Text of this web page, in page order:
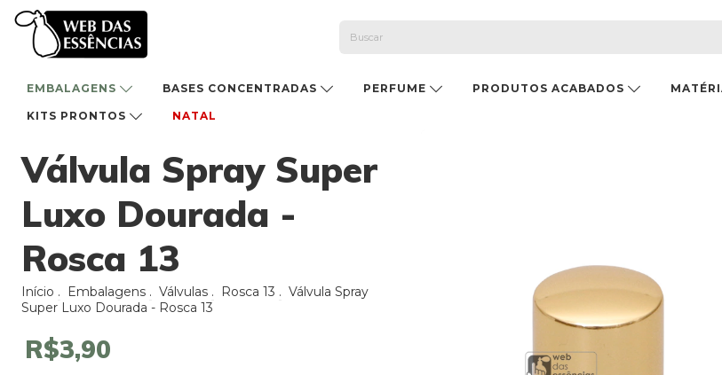
EMBALAGENS BASES CONCENTRADAS PERFUME PRODUTOS ACABADOS
KITS PRONTOS NATAL
Válvula Spray Super
Luxo Dourada -
Rosca 13
Início . Embalagens . Válvulas . Rosca 13 . Válvula Spray
Super Luxo Dourada - Rosca 13
R$3,90